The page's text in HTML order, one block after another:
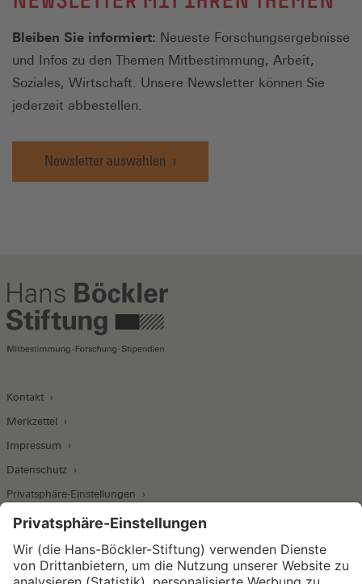
Bleiben Sie informiert: Neueste Forschungsergebnisse
und Infos zu den Themen Mitbestimmung, Arbeit,
Soziales, Wirtschaft. Unsere Newsletter können Sie
jederzeit abbestellen.
Newsletter auswählen
Kontakt
Merkzettel
Impressum
Datenschutz
Privatsphäre-Einstellungen
Wirtschafts- und Sozialwissenschaftliches Institut